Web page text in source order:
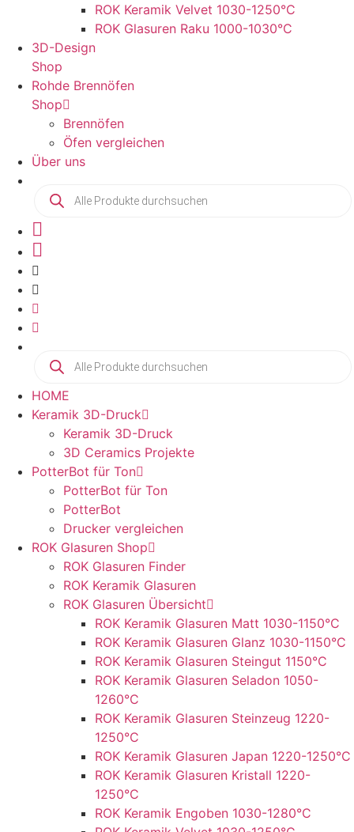
ROK Keramik Velvet 1030-1250°C
ROK Glasuren Raku 1000-1030°C
3D-Design
Shop
Rohde Brennöfen
Shop
Brennöfen
Öfen vergleichen
Über uns
Products
search
Products
search
HOME
Keramik 3D-Druck
Keramik 3D-Druck
3D Ceramics Projekte
PotterBot für Ton
PotterBot für Ton
PotterBot
Drucker vergleichen
ROK Glasuren Shop
ROK Glasuren Finder
ROK Keramik Glasuren
ROK Glasuren Übersicht
ROK Keramik Glasuren Matt 1030-1150°C
ROK Keramik Glasuren Glanz 1030-1150°C
ROK Keramik Glasuren Steingut 1150°C
ROK Keramik Glasuren Seladon 1050-
1260°C
ROK Keramik Glasuren Steinzeug 1220-
1250°C
ROK Keramik Glasuren Japan 1220-1250°C
ROK Keramik Glasuren Kristall 1220-
1250°C
ROK Keramik Engoben 1030-1280°C